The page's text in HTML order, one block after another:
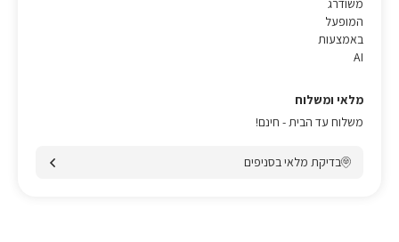
משודרג
המופעל
באמצעות
AI
מלאי ומשלוח
משלוח עד הבית - חינם!
בדיקת מלאי בסניפים